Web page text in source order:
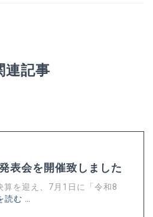
連記事
表会を開催致しました
を迎え、7月1日に「令和8
読む …